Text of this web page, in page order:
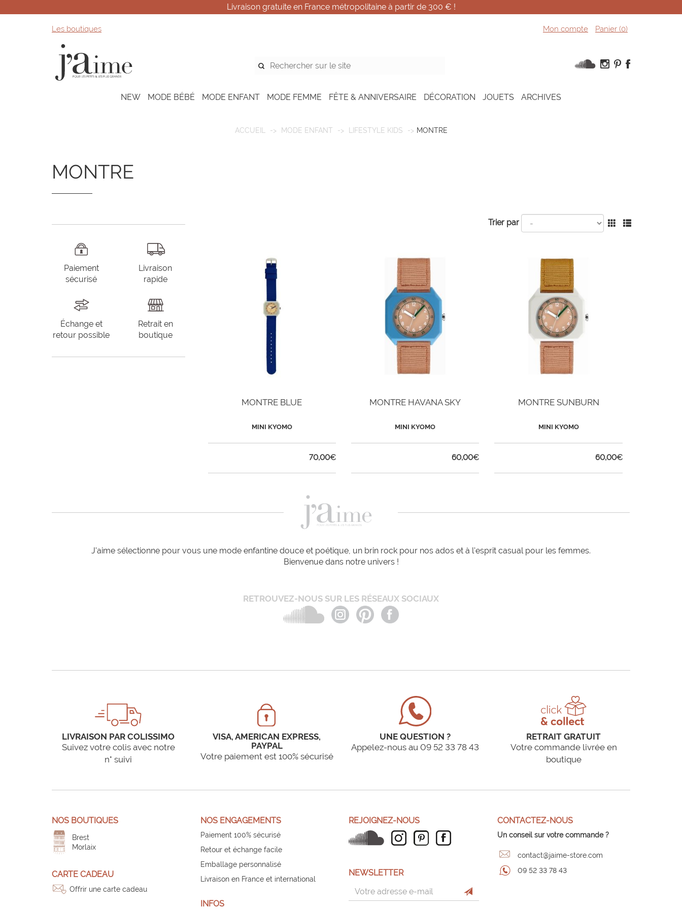
Livraison gratuite en France métropolitaine à partir de 300 € !
Les boutiques Mon compte Panier (0)
NEW MODE BÉBÉ MODE ENFANT MODE FEMME FÊTE & ANNIVERSAIRE DÉCORATION JOUETS ARCHIVES
ACCUEIL MODE ENFANT LIFESTYLE KIDS MONTRE
MONTRE
Paiement
sécurisé
Livraison
rapide
Échange et
retour possible
Retrait en
boutique
Trier par
MONTRE BLUE
MINI KYOMO
70,00€
MONTRE HAVANA SKY
MINI KYOMO
60,00€
MONTRE SUNBURN
MINI KYOMO
60,00€
J'aime sélectionne pour vous une mode enfantine douce et poétique, un brin rock pour nos ados et à l'esprit casual pour les femmes.
Bienvenue dans notre univers !
RETROUVEZ-NOUS SUR LES RÉSEAUX SOCIAUX
LIVRAISON PAR COLISSIMO
Suivez votre colis avec notre
n° suivi
VISA, AMERICAN EXPRESS,
PAYPAL
Votre paiement est 100% sécurisé
UNE QUESTION ?
Appelez-nous au 09 52 33 78 43
RETRAIT GRATUIT
Votre commande livrée en
boutique
NOS BOUTIQUES
Brest
Morlaix
CARTE CADEAU
Offrir une carte cadeau
NOS ENGAGEMENTS
Paiement 100% sécurisé
Retour et échange facile
Emballage personnalisé
Livraison en France et international
INFOS
REJOIGNEZ-NOUS
NEWSLETTER
CONTACTEZ-NOUS
Un conseil sur votre commande ?
contact@jaime-store.com
09 52 33 78 43